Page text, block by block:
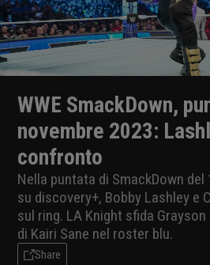
WWE SmackDown,
novembre 2023:
confronto
Nella puntata di SmackDown
su discovery+, Bobby Lashley e
sul ring. LA Knight sfida
di Kairi Sane nel roster blu.
Share